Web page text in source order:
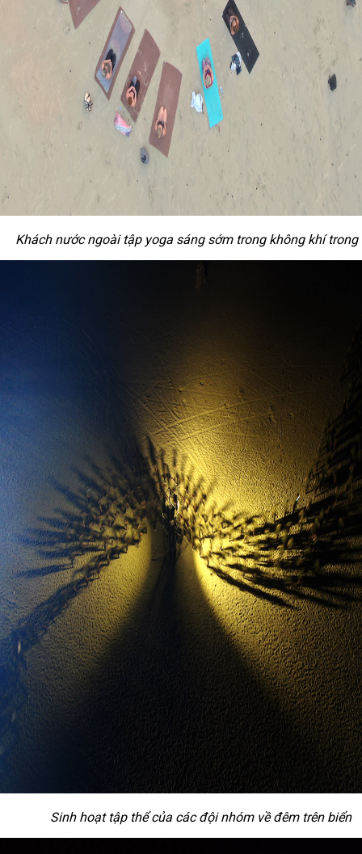
Khách nước ngoài tập yoga sáng sớm trong không khí trong
Sinh hoạt tập thể của các đội nhóm về đêm trên biển